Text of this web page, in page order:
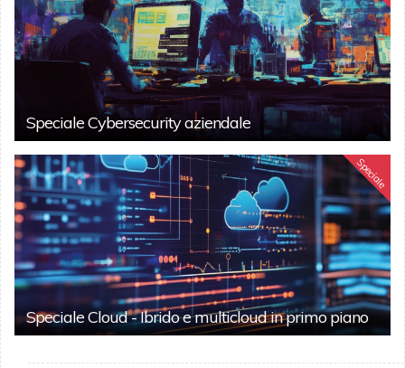
Speciale Cybersecurity aziendale
Speciale
Speciale Cloud - Ibrido e multicloud in primo piano